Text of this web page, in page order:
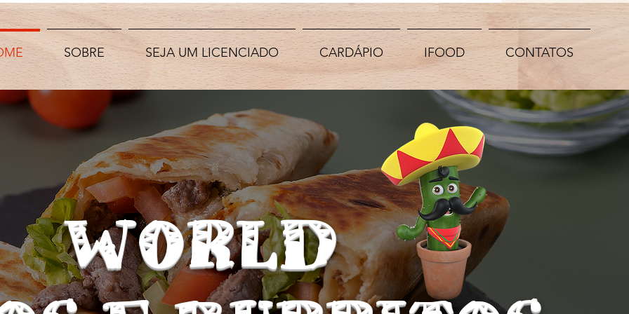
SOBRE SEJA UM LICENCIADO CARDÁPIO IFOOD CONTATOS
WORLD